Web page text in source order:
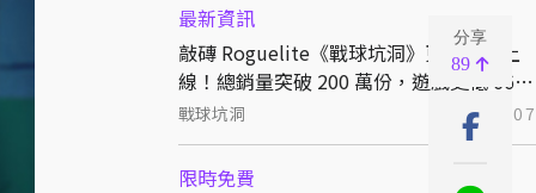
最新資訊
敲磚 Roguelite《戰球坑洞》更新免費上
線！總銷量突破 200 萬份，遊戲史低 66
折熱銷中
戰球坑洞 08/07
限時免費
分享
89